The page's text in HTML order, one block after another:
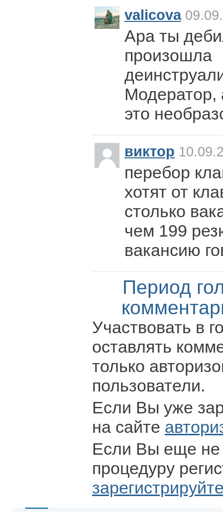
valicova
Ара ты
произошла
Модератор,
это
виктор
перебор
хотят от
столько
чем 199
вакансию
Период
Участвовать в
оставлять
только
пользователи.
Если Вы уже
на сайте
Если Вы еще не
процедуру